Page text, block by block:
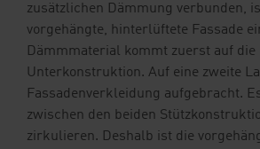
zusätzlichen Dämmung verbunden,
vorgehängte, hinterlüftete Fassade
Dämmmaterial kommt zuerst auf die
Unterkonstruktion. Auf eine zweite
Fassadenverkleidung aufgebracht.
zwischen den beiden
zirkulieren. Deshalb ist die